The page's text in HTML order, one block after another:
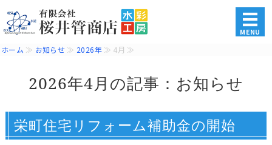
水道・電気・ガス・各種
MENU
商品・サービス
施工事例
ホーム ≫ お知らせ ≫ 2026年≫ 4月 ≫
2026年4月の記事：お知らせ
栄町住宅リフォーム補助金の開始